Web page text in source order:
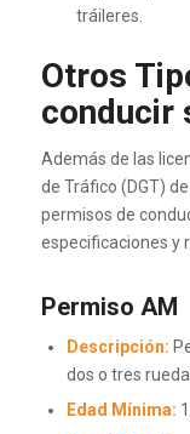
tráileres.
Otros
conducir
Además de las
de Tráfico (DGT)
permisos de
especificaciones y
Permiso AM
Descripción:
dos o tres
Edad Mínima: